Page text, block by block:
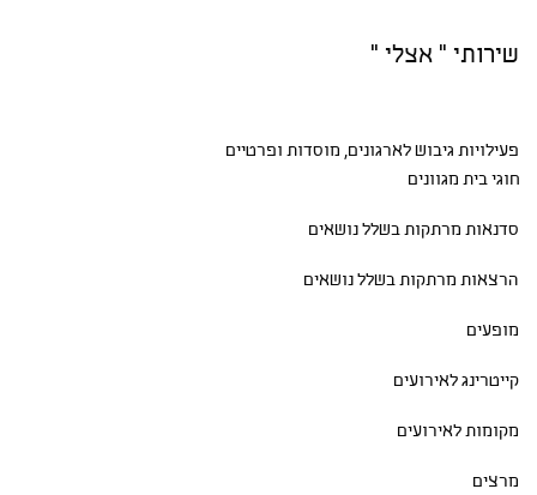
שירותי " אצלי "
פעילויות גיבושלארגונים, מוסדות ופרטיים
חוגי בית מגוונים
סדנאות מרתקות בשלל נושאים
הרצאות מרתקות בשלל נושאים
מופעים
קייטרינג לאירועים
מקומות לאירועים
מרצים